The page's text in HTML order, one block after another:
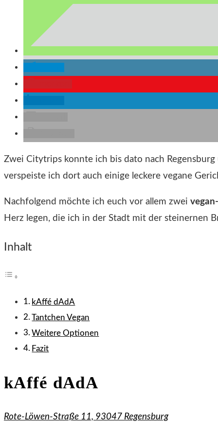
Zwei Citytrips konnte ich bis dato nach
verspeiste ich dort auch einige leckere vegane
Nachfolgend möchte ich euch vor allem zwei
Herz legen, die ich in der Stadt mit der steinernen
Inhalt
kAffé dAdA
Tantchen Vegan
Weitere Optionen
Fazit
kAffé dAdA
Rote-Löwen-Straße 11, 93047 Regensburg